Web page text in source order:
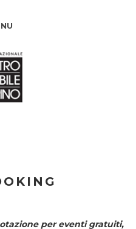
per eventi gratuiti,